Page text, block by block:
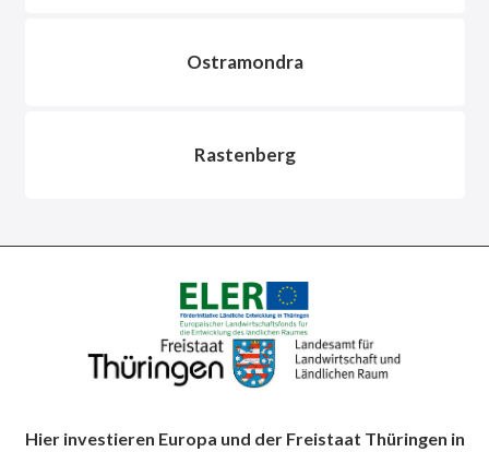
Ostramondra
Rastenberg
Hier investieren Europa und der Freistaat Thüringen in